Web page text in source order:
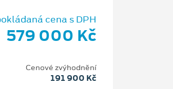
cena s DPH
579 000 Kč
Cenové zvýhodnění
191 900 Kč